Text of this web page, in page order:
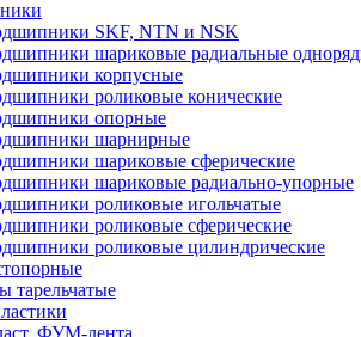
SKF, NTN и NSK
шариковые радиальные
корпусные
роликовые конические
опорные
шарнирные
шариковые сферические
шариковые радиально-упорные
роликовые игольчатые
роликовые сферические
роликовые цилиндрические
тарельчатые
ФУМ-лента